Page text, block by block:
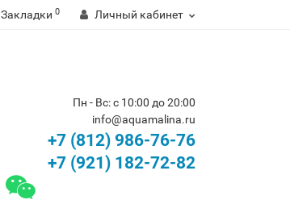
Закладки 0 Личный кабинет
Пн - Вс: с 10:00 до 20:00
info@aquamalina.ru
+7 (812) 986-76-76
+7 (921) 182-72-82